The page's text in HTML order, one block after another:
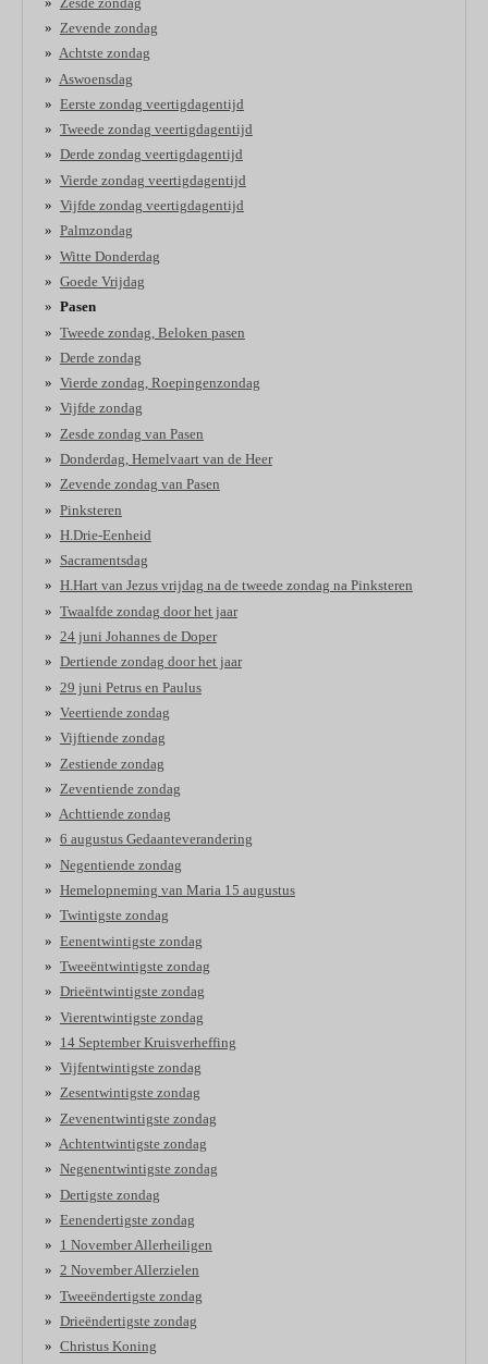
Zevende zondag
Achtste zondag
Aswoensdag
Eerste zondag veertigdagentijd
Tweede zondag veertigdagentijd
Derde zondag veertigdagentijd
Vierde zondag veertigdagentijd
Vijfde zondag veertigdagentijd
Palmzondag
Witte Donderdag
Goede Vrijdag
Pasen
Tweede zondag, Beloken pasen
Derde zondag
Vierde zondag, Roepingenzondag
Vijfde zondag
Zesde zondag van Pasen
Donderdag, Hemelvaart van de Heer
Zevende zondag van Pasen
Pinksteren
H.Drie-Eenheid
Sacramentsdag
H.Hart van Jezus vrijdag na de tweede zondag na Pinksteren
Twaalfde zondag door het jaar
24 juni Johannes de Doper
Dertiende zondag door het jaar
29 juni Petrus en Paulus
Veertiende zondag
Vijftiende zondag
Zestiende zondag
Zeventiende zondag
Achttiende zondag
6 augustus Gedaanteverandering
Negentiende zondag
Hemelopneming van Maria 15 augustus
Twintigste zondag
Eenentwintigste zondag
Tweeëntwintigste zondag
Drieëntwintigste zondag
Vierentwintigste zondag
14 September Kruisverheffing
Vijfentwintigste zondag
Zesentwintigste zondag
Zevenentwintigste zondag
Achtentwintigste zondag
Negenentwintigste zondag
Dertigste zondag
Eenendertigste zondag
1 November Allerheiligen
2 November Allerzielen
Tweeëndertigste zondag
Drieëndertigste zondag
Christus Koning